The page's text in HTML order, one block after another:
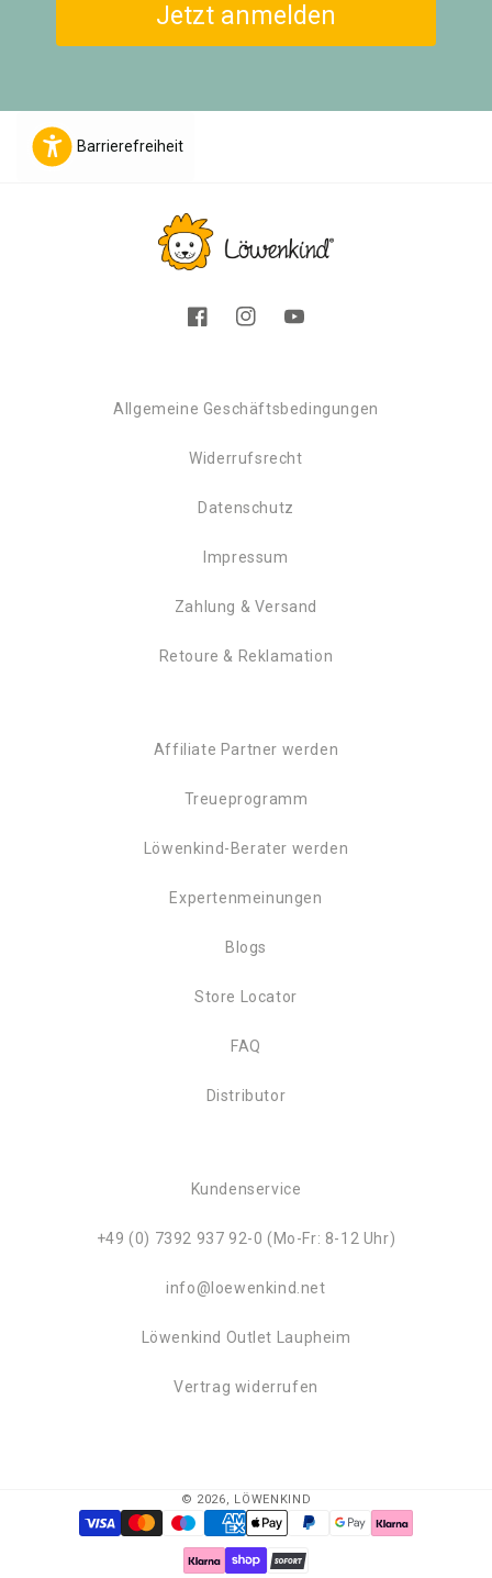
Jetzt anmelden
Barrierefreiheit
FacebookInstagramYouTube
Allgemeine Geschäftsbedingungen
Widerrufsrecht
Datenschutz
Impressum
Zahlung & Versand
Retoure & Reklamation
Affiliate Partner werden
Treueprogramm
Löwenkind-Berater werden
Expertenmeinungen
Blogs
Store Locator
FAQ
Distributor
Kundenservice
+49 (0) 7392 937 92-0 (Mo-Fr: 8-12 Uhr)
info@loewenkind.net
Löwenkind Outlet Laupheim
Vertrag widerrufen
© 2026, LÖWENKIND
Zahlungsmethoden